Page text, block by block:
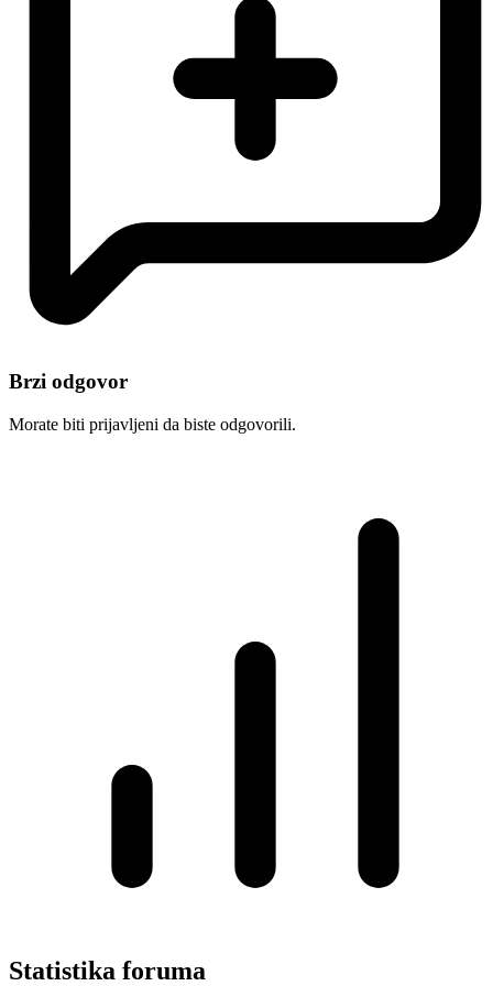
Brzi odgovor
Morate biti prijavljeni da biste odgovorili.
Statistika foruma